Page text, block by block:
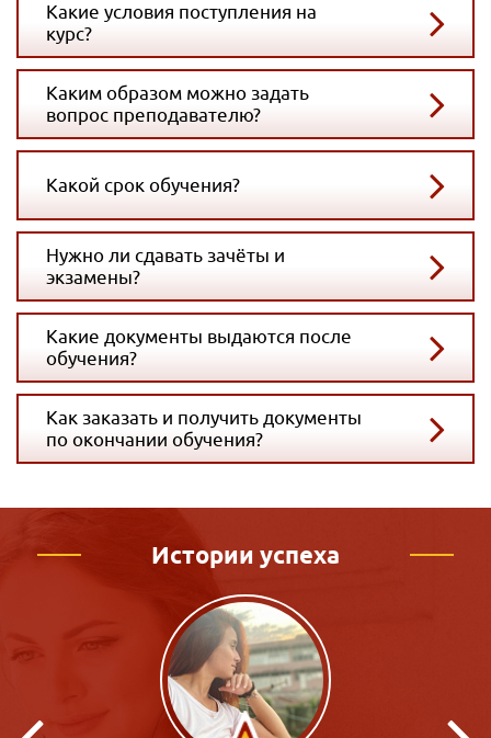
Какие условия поступления на
курс?
Каким образом можно задать
вопрос преподавателю?
Какой срок обучения?
Нужно ли сдавать зачёты и
экзамены?
Какие документы выдаются после
обучения?
Как заказать и получить документы
по окончании обучения?
Истории успеха